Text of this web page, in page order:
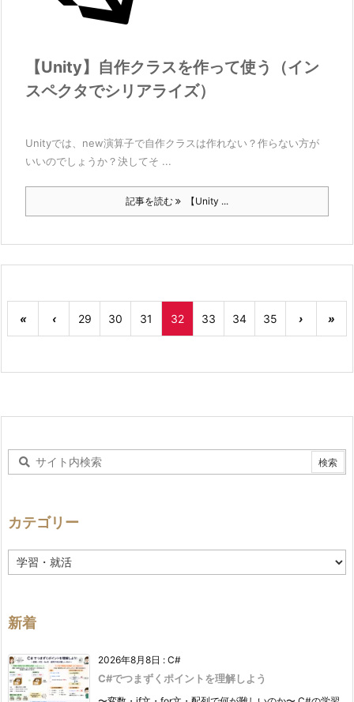
【Unity】自作クラスを作って使う（イン
スペクタでシリアライズ）
Unityでは、new演算子で自作クラスは作れない？作らない方が
いいのでしょうか？決してそ ...
記事を読む 【Unity ...
« ‹ 29 30 31 32 33 34 35 › »
カテゴリー
カ
テ
ー
新着
2026年8月8日 : C#
C#でつまずくポイントを理解しよう